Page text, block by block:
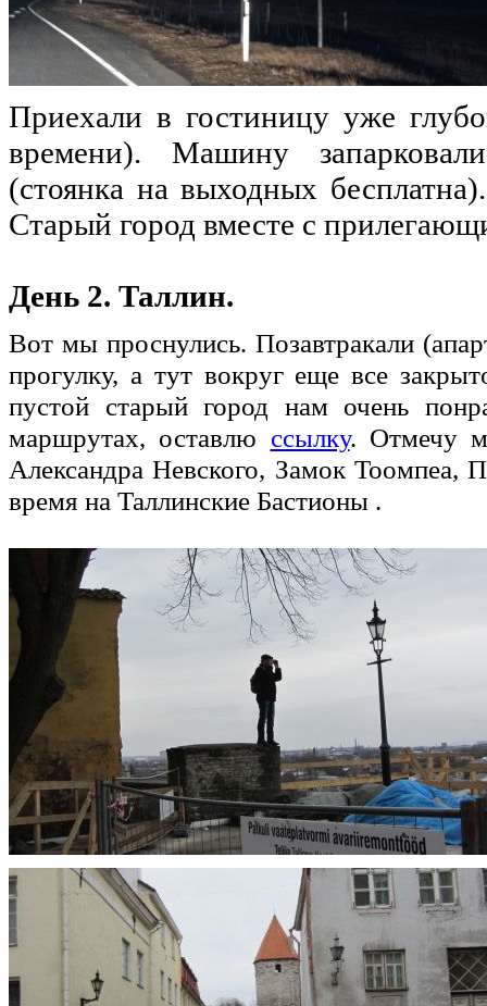
Приехали в гостиницу уже
времени). Машину
(стоянка на выходных
Старый город вместе с
День 2. Таллин.
Вот мы проснулись. Позавтракали
прогулку, а тут вокруг еще все
пустой старый город нам очень
маршрутах, оставлю ссылку. Отмечу
Александра Невского, Замок Тоомпеа,
время на Таллинские Бастионы .